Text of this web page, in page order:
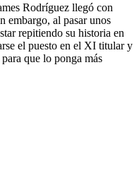
Rodríguez llegó con
embargo, al pasar unos
repitiendo su historia en
el puesto en el XI titular y
que lo ponga más